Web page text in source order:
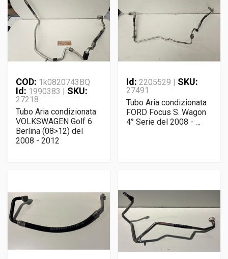
COD: 1k0820743BQ
Id: 1990383 | SKU:
27218
Tubo Aria condizionata
VOLKSWAGEN Golf 6
Berlina (08>12) del
2008 - 2012
Id: 2205529 | SKU:
27491
Tubo Aria condizionata
FORD Focus S. Wagon
4° Serie del 2008 - …